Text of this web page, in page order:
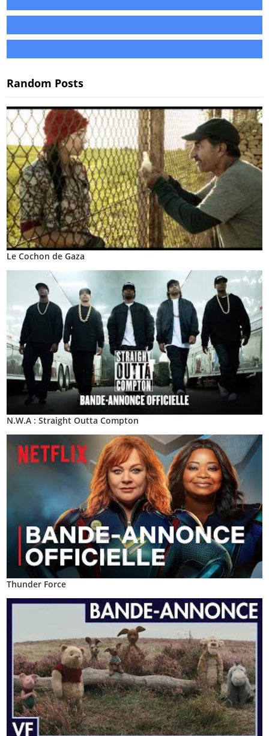
Random Posts
Le Cochon de Gaza
N.W.A : Straight Outta Compton
Thunder Force